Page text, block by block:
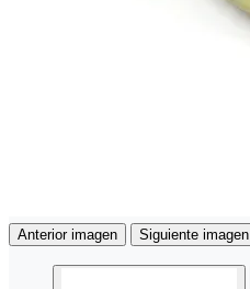
Anterior imagen Siguiente imagen